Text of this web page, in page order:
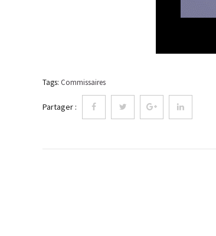
Tags: Commissaires
Partager :